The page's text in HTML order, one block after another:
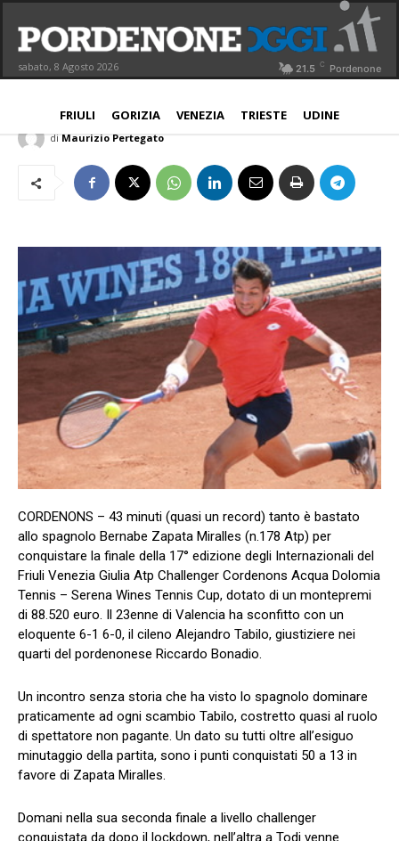
sabato, 8 Agosto 2026 21.5 C Pordenone
FRIULI GORIZIA VENEZIA TRIESTE UDINE
Internazionali Fvg, finale col derby
iberico Alcaraz-Zapata
PROVINCIA
di Maurizio Pertegato
CORDENONS – 43 minuti (quasi un record) tanto è bastato
allo spagnolo Bernabe Zapata Miralles (n.178 Atp) per
conquistare la finale della 17° edizione degli Internazionali del
Friuli Venezia Giulia Atp Challenger Cordenons Acqua Dolomia
Tennis – Serena Wines Tennis Cup, dotato di un montepremi
di 88.520 euro. Il 23enne di Valencia ha sconfitto con un
eloquente 6-1 6-0, il cileno Alejandro Tabilo, giustiziere nei
quarti del pordenonese Riccardo Bonadio.
Un incontro senza storia che ha visto lo spagnolo dominare
praticamente ad ogni scambio Tabilo, costretto quasi al ruolo
di spettatore non pagante. Un dato su tutti oltre all’esiguo
minutaggio della partita, sono i punti conquistati 50 a 13 in
favore di Zapata Miralles.
Domani nella sua seconda finale a livello challenger
conquistata da dopo il lockdown, nell’altra a Todi venne